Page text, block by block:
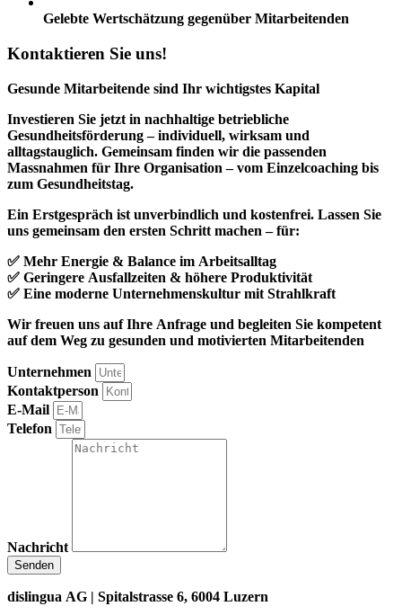
Gelebte Wertschätzung gegenüber Mitarbeitenden
Kontaktieren Sie uns!
Gesunde Mitarbeitende sind Ihr wichtigstes Kapital
Investieren Sie jetzt in nachhaltige betriebliche
Gesundheitsförderung – individuell, wirksam und
alltagstauglich. Gemeinsam finden wir die passenden
Massnahmen für Ihre Organisation – vom Einzelcoaching bis
zum Gesundheitstag.
Ein Erstgespräch ist unverbindlich und kostenfrei. Lassen Sie
uns gemeinsam den ersten Schritt machen – für:
✅ Mehr Energie & Balance im Arbeitsalltag
✅ Geringere Ausfallzeiten & höhere Produktivität
✅ Eine moderne Unternehmenskultur mit Strahlkraft
Wir freuen uns auf Ihre Anfrage und begleiten Sie kompetent
auf dem Weg zu gesunden und motivierten Mitarbeitenden
Unternehmen
Kontaktperson
E-Mail
Telefon
Nachricht
Senden
dislingua AG | Spitalstrasse 6, 6004 Luzern